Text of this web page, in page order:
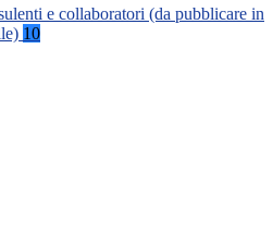
e collaboratori (da pubblicare in
10